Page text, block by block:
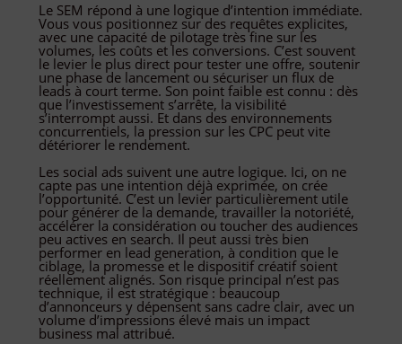
Le SEM répond à une logique d’intention immédiate.
Vous vous positionnez sur des requêtes explicites,
avec une capacité de pilotage très fine sur les
volumes, les coûts et les conversions. C’est souvent
le levier le plus direct pour tester une offre, soutenir
une phase de lancement ou sécuriser un flux de
leads à court terme. Son point faible est connu : dès
que l’investissement s’arrête, la visibilité
s’interrompt aussi. Et dans des environnements
concurrentiels, la pression sur les CPC peut vite
détériorer le rendement.
Les social ads suivent une autre logique. Ici, on ne
capte pas une intention déjà exprimée, on crée
l’opportunité. C’est un levier particulièrement utile
pour générer de la demande, travailler la notoriété,
accélérer la considération ou toucher des audiences
peu actives en search. Il peut aussi très bien
performer en lead generation, à condition que le
ciblage, la promesse et le dispositif créatif soient
réellement alignés. Son risque principal n’est pas
technique, il est stratégique : beaucoup
d’annonceurs y dépensent sans cadre clair, avec un
volume d’impressions élevé mais un impact
business mal attribué.